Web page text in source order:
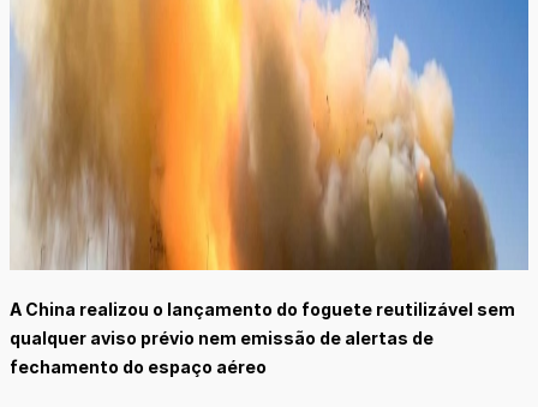
A China realizou o lançamento do foguete reutilizável sem
qualquer aviso prévio nem emissão de alertas de
fechamento do espaço aéreo